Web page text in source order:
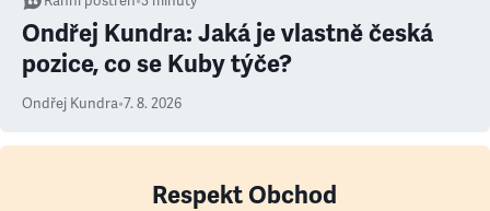
Ondřej Kundra: Jaká je vlastně česká
pozice, co se Kuby týče?
Ondřej Kundra•7. 8. 2026
Respekt Obchod